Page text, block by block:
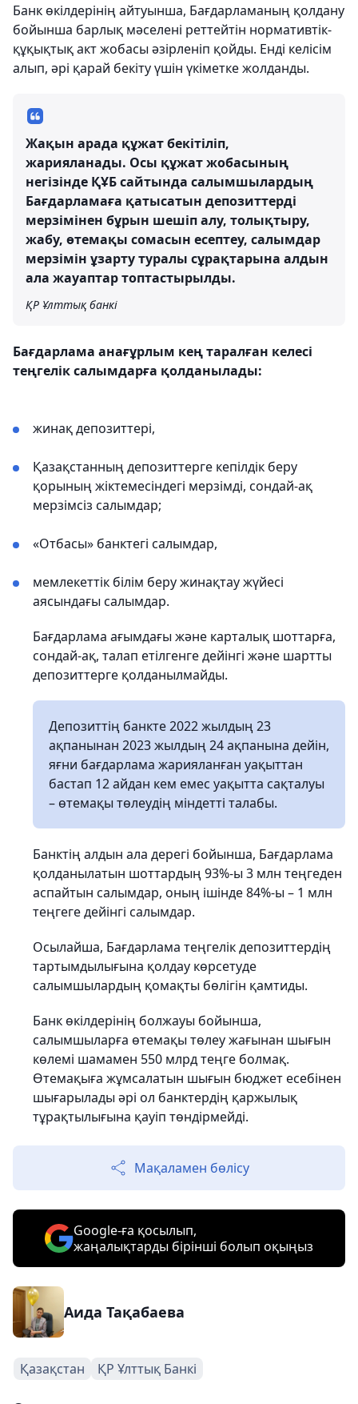
Банк өкілдерінің айтуынша, Бағдарламаның қолдану
бойынша барлық мәселені реттейтін нормативтік-
құқықтық акт жобасы әзірленіп қойды. Енді келісім
алып, әрі қарай бекіту үшін үкіметке жолданды.
Жақын арада құжат бекітіліп,
жарияланады. Осы құжат жобасының
негізінде ҚҰБ сайтында салымшылардың
Бағдарламаға қатысатын депозиттерді
мерзімінен бұрын шешіп алу, толықтыру,
жабу, өтемақы сомасын есептеу, салымдар
мерзімін ұзарту туралы сұрақтарына алдын
ала жауаптар топтастырылды.
ҚР Ұлттық банкі
Бағдарлама анағұрлым кең таралған келесі
теңгелік салымдарға қолданылады:
жинақ депозиттері,
Қазақстанның депозиттерге кепілдік беру
қорының жіктемесіндегі мерзімді, сондай-ақ
мерзімсіз салымдар;
«Отбасы» банктегі салымдар,
мемлекеттік білім беру жинақтау жүйесі
аясындағы салымдар.
Бағдарлама ағымдағы және карталық шоттарға,
сондай-ақ, талап етілгенге дейінгі және шартты
депозиттерге қолданылмайды.
Депозиттің банкте 2022 жылдың 23
ақпанынан 2023 жылдың 24 ақпанына дейін,
яғни бағдарлама жарияланған уақыттан
бастап 12 айдан кем емес уақытта сақталуы
– өтемақы төлеудің міндетті талабы.
Банктің алдын ала дерегі бойынша, Бағдарлама
қолданылатын шоттардың 93%-ы 3 млн теңгеден
аспайтын салымдар, оның ішінде 84%-ы – 1 млн
теңгеге дейінгі салымдар.
Осылайша, Бағдарлама теңгелік депозиттердің
тартымдылығына қолдау көрсетуде
салымшылардың қомақты бөлігін қамтиды.
Банк өкілдерінің болжауы бойынша,
салымшыларға өтемақы төлеу жағынан шығын
көлемі шамамен 550 млрд теңге болмақ.
Өтемақыға жұмсалатын шығын бюджет есебінен
шығарылады әрі ол банктердің қаржылық
тұрақтылығына қауіп төндірмейді.
Мақаламен бөлісу
Google-ға қосылып,
жаңалықтарды бірінші болып оқыңыз
Аида Тақабаева
Қазақстан ҚР Ұлттық Банкі